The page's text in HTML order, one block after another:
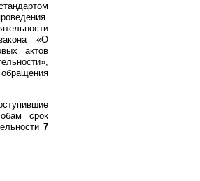
«О
актов
обращения
срок
7